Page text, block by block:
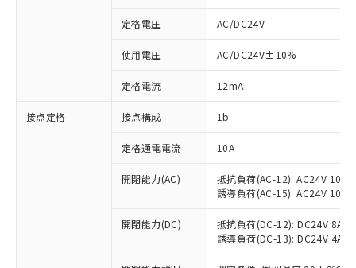
定格電圧 AC/DC24V
使用電圧 AC/DC24V±10%
定格電流 12mA
接点定格 接点構成 1b
定格通電電流 10A
開閉能力(AC)
抵抗負荷(AC-12): AC24V 10A/
誘導負荷(AC-15): AC24V
開閉能力(DC)
抵抗負荷(DC-12): DC24V 8A/
誘導負荷(DC-13): DC24V 4A/
ご利用条件
以下の条件をお読みいただき、同意のうえ
ご利用ください。
本サービスは、当社制御機器事業取扱
※1 対応状況
対応済み：EU RoHS指令（10物質）の
非含有に対応した製品が提供可能な商品で
対応予定：EU RoHS指令（10物質）の非含
有に対応した製品に切り替える予定のある
対応予定なし：EU RoHS指令（10物質）の
非含有に非対応の商品で、対応品を出す予
定はありません。
調査・確認中：EU RoHS指令（10物質）の
非含有の対応状況を調査中または確認中の
※1 中国RoHS○×表